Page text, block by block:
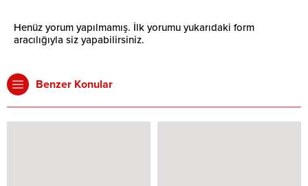
Henüz yorum yapılmamış. İlk yorumu yukarıdaki form
aracılığıyla siz yapabilirsiniz.
Benzer Konular